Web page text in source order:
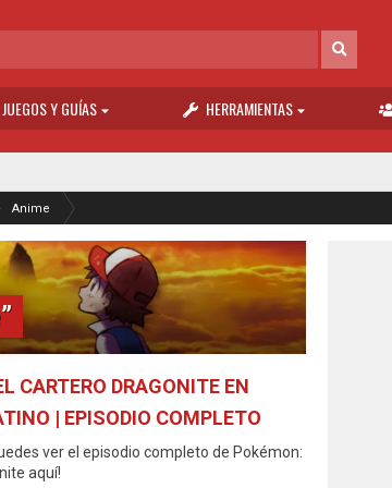
JUEGOS Y GUÍAS HERRAMIENTAS
Anime
CARTERO DRAGONITE EN
| EPISODIO COMPLETO
ver el episodio completo de Pokémon:
aquí!